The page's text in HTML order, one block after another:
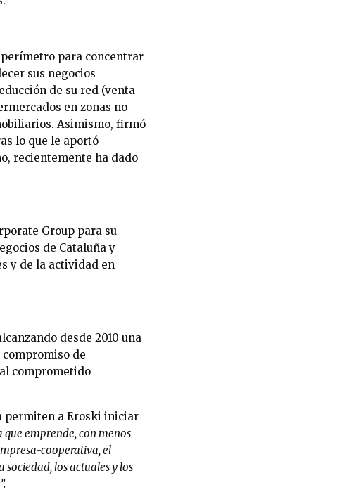
para concentrar
sus negocios
de su red (venta
en zonas no
Asimismo, firmó
lo que le aportó
recientemente ha dado
Group para su
de Cataluña y
y de la actividad en
desde 2010 una
de
comprometido
permiten a Eroski iniciar
que emprende, con menos
cooperativa, el
los actuales y los